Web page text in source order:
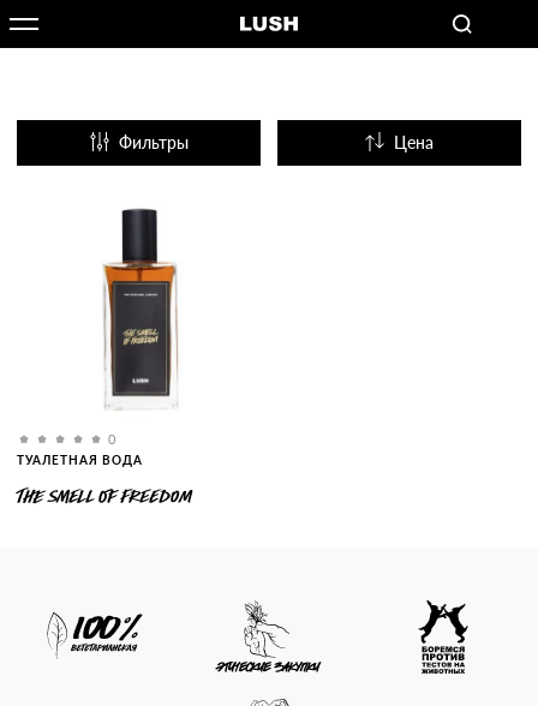
Фильтры Цена
0
ТУАЛЕТНАЯ ВОДА
THE SMELL OF FREEDOM